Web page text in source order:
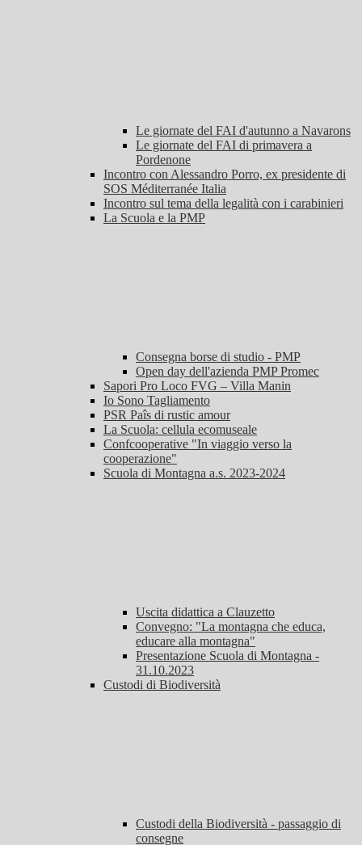
Le giornate del FAI d'autunno a Navarons
Le giornate del FAI di primavera a
Pordenone
Incontro con Alessandro Porro, ex presidente di
SOS Méditerranée Italia
Incontro sul tema della legalità con i carabinieri
La Scuola e la PMP
Consegna borse di studio - PMP
Open day dell'azienda PMP Promec
Sapori Pro Loco FVG – Villa Manin
Io Sono Tagliamento
PSR Paîs di rustic amour
La Scuola: cellula ecomuseale
Confcooperative "In viaggio verso la
cooperazione"
Scuola di Montagna a.s. 2023-2024
Uscita didattica a Clauzetto
Convegno: "La montagna che educa,
educare alla montagna"
Presentazione Scuola di Montagna -
31.10.2023
Custodi di Biodiversità
Custodi della Biodiversità - passaggio di
consegne